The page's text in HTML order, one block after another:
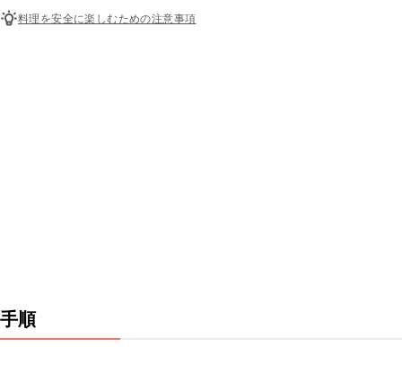
料理を安全に楽しむための注意事項
手順